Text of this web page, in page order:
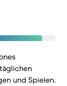
und Spielen.